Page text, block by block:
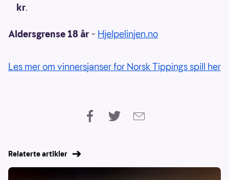
kr.
Aldersgrense 18 år – Hjelpelinjen.no
Les mer om vinnersjanser for Norsk Tippings spill her
Relaterte artikler